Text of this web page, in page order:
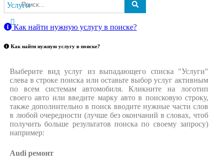
Услуги
Как найти нужную услугу в поиске?
Как найти нужную услугу в поиске?
Выберите вид услуг из выпадающего списка "Услуги"
слева в строке поиска или оставьте выбор услуг активным
по всем системам автомобиля. Кликните на логотип
своего авто или введите марку авто в поисковую строку,
также дополнительно в поиск вводите нужные части слов
в любой очередности (лучше без окончаний в словах, чтоб
получить больше результатов поиска по своему запросу)
например:
Audi ремонт